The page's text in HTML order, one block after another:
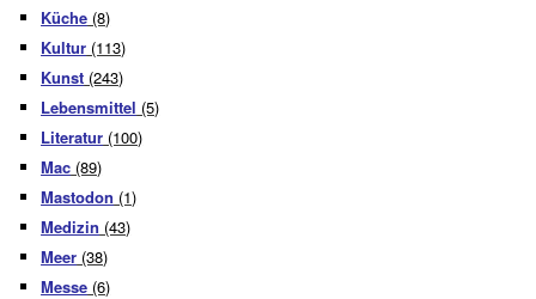
Küche (8)
Kultur (113)
Kunst (243)
Lebensmittel (5)
Literatur (100)
Mac (89)
Mastodon (1)
Medizin (43)
Meer (38)
Messe (6)